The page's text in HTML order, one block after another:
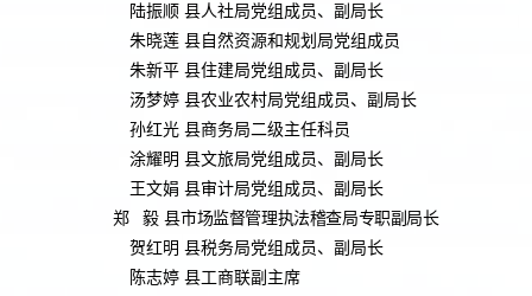
陆振顺 县人社局党组成员、副局长
朱晓莲 县自然资源和规划局党组成员
朱新平 县住建局党组成员、副局长
汤梦婷 县农业农村局党组成员、副局长
孙红光 县商务局二级主任科员
涂耀明 县文旅局党组成员、副局长
王文娟 县审计局党组成员、副局长
郑 毅 县市场监督管理执法稽查局专职副局长
贺红明 县税务局党组成员、副局长
陈志婷 县工商联副主席